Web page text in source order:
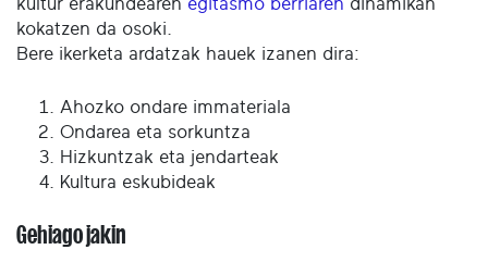
kultur erakundearen egitasmo berriaren dinamikan
kokatzen da osoki.
Bere ikerketa ardatzak hauek izanen dira:
Ahozko ondare immateriala
Ondarea eta sorkuntza
Hizkuntzak eta jendarteak
Kultura eskubideak
Gehiago jakin